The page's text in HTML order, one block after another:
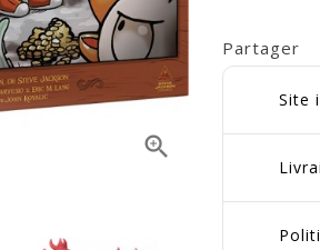

Partager
Site